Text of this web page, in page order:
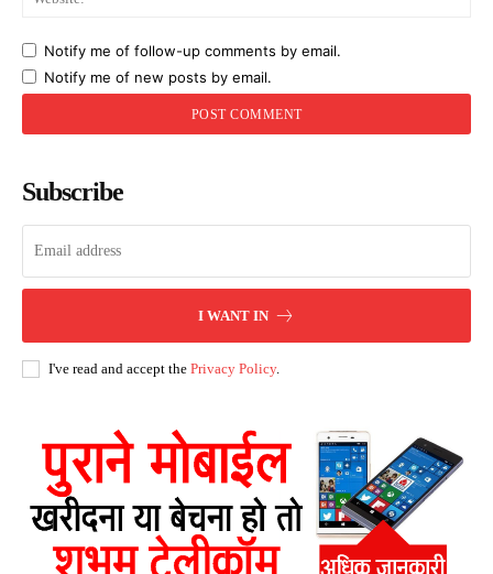
Notify me of follow-up comments by email.
Notify me of new posts by email.
Subscribe
I WANT IN
I've read and accept the Privacy Policy.